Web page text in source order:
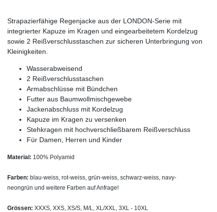
Strapazierfähige Regenjacke aus der LONDON-Serie mit
integrierter Kapuze im Kragen und eingearbeitetem Kordelzug
sowie 2 Reißverschlusstaschen zur sicheren Unterbringung von
Kleinigkeiten.
Wasserabweisend
2 Reißverschlusstaschen
Armabschlüsse mit Bündchen
Futter aus Baumwollmischgewebe
Jackenabschluss mit Kordelzug
Kapuze im Kragen zu versenken
Stehkragen mit hochverschließbarem Reißverschluss
Für Damen, Herren und Kinder
Material: 100% Polyamid
Farben: blau-weiss, rot-weiss, grün-weiss, schwarz-weiss, navy-
neongrün und weitere Farben auf Anfrage!
Grössen: XXXS, XXS, XS/S, M/L, XL/XXL, 3XL - 10XL